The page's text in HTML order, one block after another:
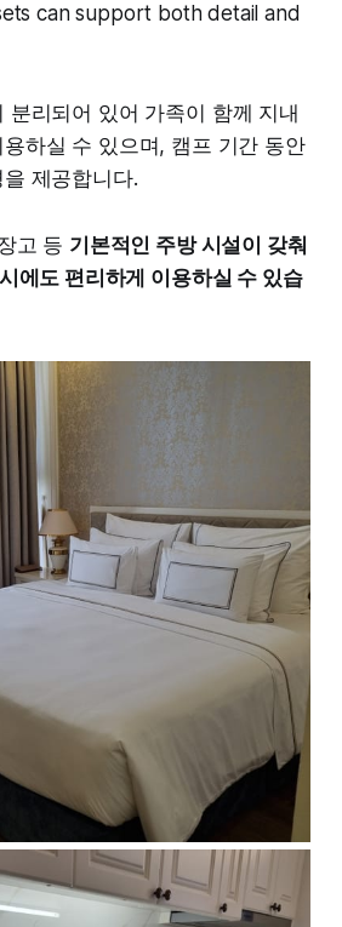
can support both detail and
분리되어 있어 가족이 함께 지내
하실 수 있으며, 캠프 기간 동안
제공합니다.
고 등 기본적인 주방 시설이 갖춰
에도 편리하게 이용하실 수 있습